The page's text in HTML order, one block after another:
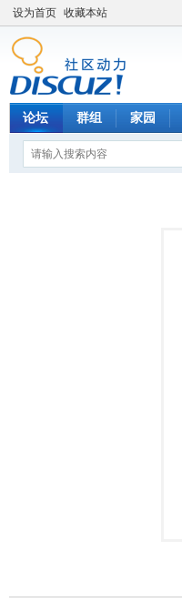
设为首页 收藏本站
论坛 群组 家园